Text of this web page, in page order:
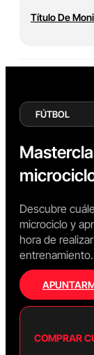
Título De
FÚTBOL
Descubre
microciclo y
hora de
entrenamiento.
COMPRAR